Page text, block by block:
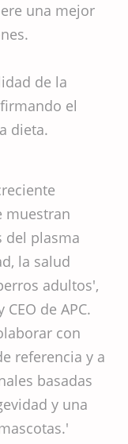
una mejor
de la
el
dieta.
muestran
del plasma
la salud
adultos',
de APC.
con
referencia y a
basadas
y una